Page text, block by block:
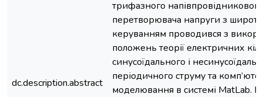
dc.description.abstract
трифазного напівпровідникового
перетворювача напруги з
керуванням проводився з
положень теорії електричних кіл
синусоїдального і
періодичного струму та
моделювання в системі MatLab.